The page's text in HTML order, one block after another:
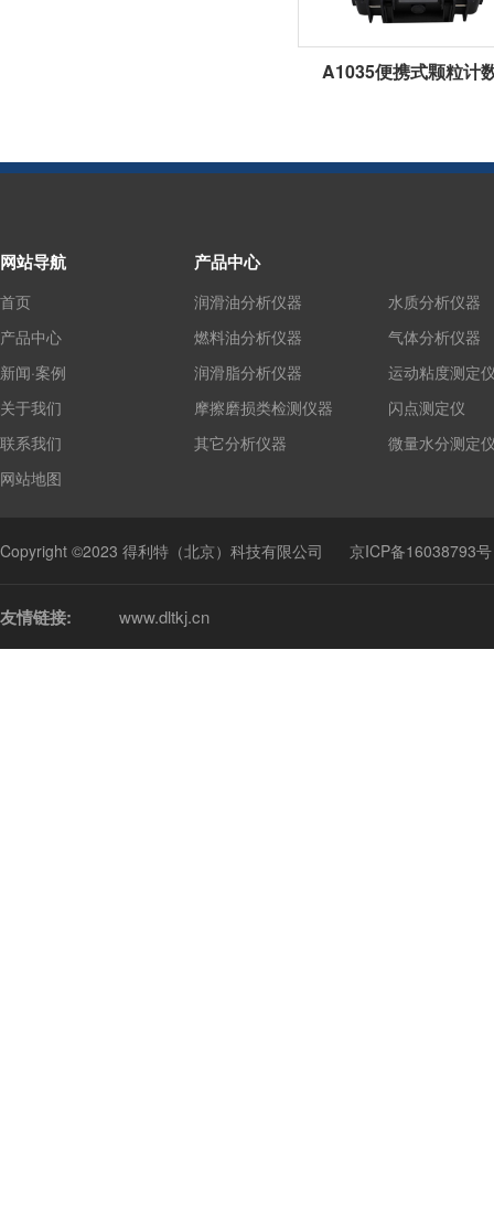
A1035便携式颗粒计
网站导航
首页
产品中心
新闻·案例
关于我们
联系我们
网站地图
产品中心
润滑油分析仪器
燃料油分析仪器
润滑脂分析仪器
摩擦磨损类检测仪器
其它分析仪器
水质分析仪器
气体分析仪器
运动粘度测定
闪点测定仪
微量水分测定
Copyright ©2023 得利特（北京）科技有限公司 京ICP备16038793号
友情链接: www.dltkj.cn